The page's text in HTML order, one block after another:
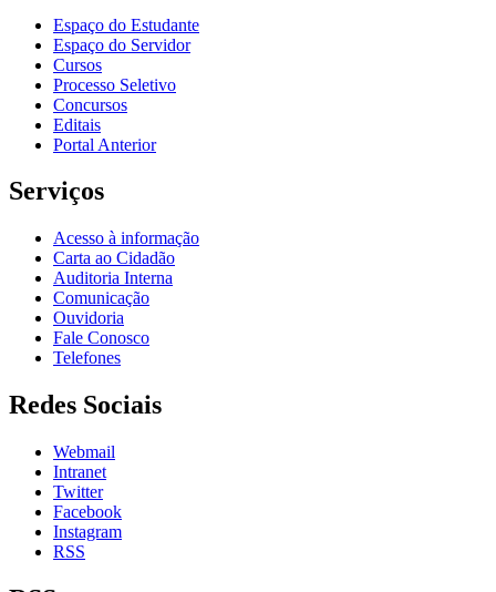
Espaço do Estudante
Espaço do Servidor
Cursos
Processo Seletivo
Concursos
Editais
Portal Anterior
Serviços
Acesso à informação
Carta ao Cidadão
Auditoria Interna
Comunicação
Ouvidoria
Fale Conosco
Telefones
Redes Sociais
Webmail
Intranet
Twitter
Facebook
Instagram
RSS